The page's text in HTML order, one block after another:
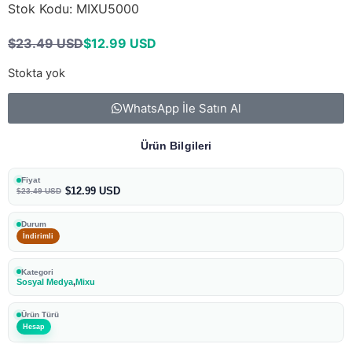
Stok Kodu: MIXU5000
$23.49 USD$12.99 USD
Stokta yok
WhatsApp İle Satın Al
Ürün Bilgileri
Fiyat
$23.49 USD $12.99 USD
Durum
İndirimli
Kategori
Sosyal Medya,Mixu
Ürün Türü
Hesap